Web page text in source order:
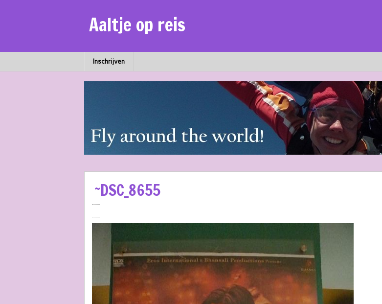
Aaltje op reis
Inschrijven
~DSC_8655